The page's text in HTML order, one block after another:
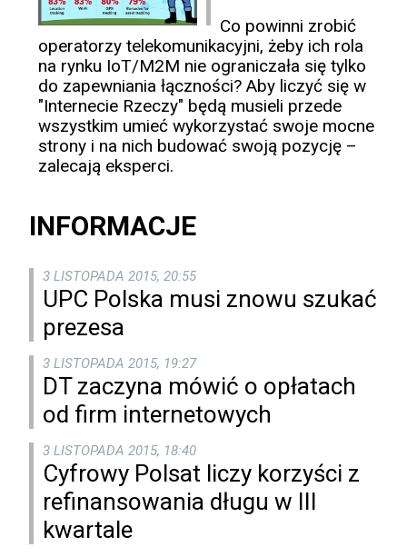
Co powinni zrobić
operatorzy telekomunikacyjni, żeby ich rola
na rynku IoT/M2M nie ograniczała się tylko
do zapewniania łączności? Aby liczyć się w
"Internecie Rzeczy" będą musieli przede
wszystkim umieć wykorzystać swoje mocne
strony i na nich budować swoją pozycję –
zalecają eksperci.
INFORMACJE
3 LISTOPADA 2015, 20:55
UPC Polska musi znowu szukać
prezesa
3 LISTOPADA 2015, 19:27
DT zaczyna mówić o opłatach
od firm internetowych
3 LISTOPADA 2015, 18:40
Cyfrowy Polsat liczy korzyści z
refinansowania długu w III
kwartale